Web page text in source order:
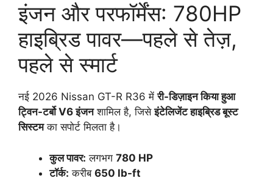
इंजन और परफॉर्मेंस: 780HP
हाइब्रिड पावर—पहले से तेज़,
पहले से स्मार्ट
नई 2026 Nissan GT-R R36 मेंरी-डिज़ाइन किया हुआ
ट्विन-टर्बो V6 इंजनशामिल है, जिसेइंटेलिजेंट हाइब्रिड बूस्ट
सिस्टमका सपोर्ट मिलता है।
कुल पावर: लगभग 780 HP
टॉर्क: करीब 650 lb-ft